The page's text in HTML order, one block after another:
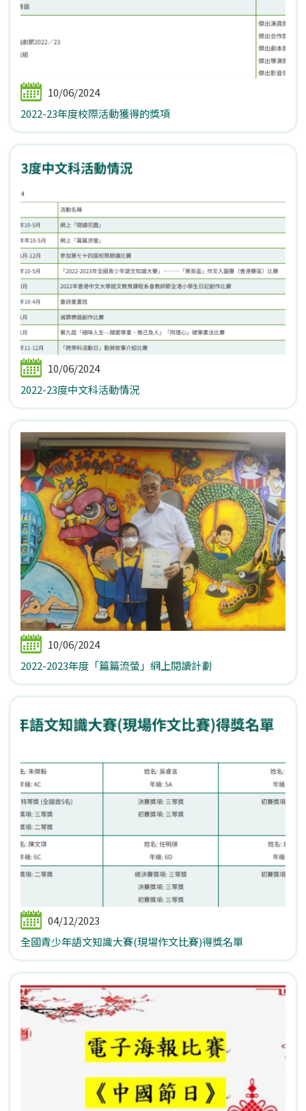
10/06/2024
2022-23年度校際活動獲得的獎項
10/06/2024
2022-23度中文科活動情況
10/06/2024
2022-2023年度「篇篇流螢」網上閱讀計劃
04/12/2023
全國青少年語文知識大賽(現場作文比賽)得獎名單